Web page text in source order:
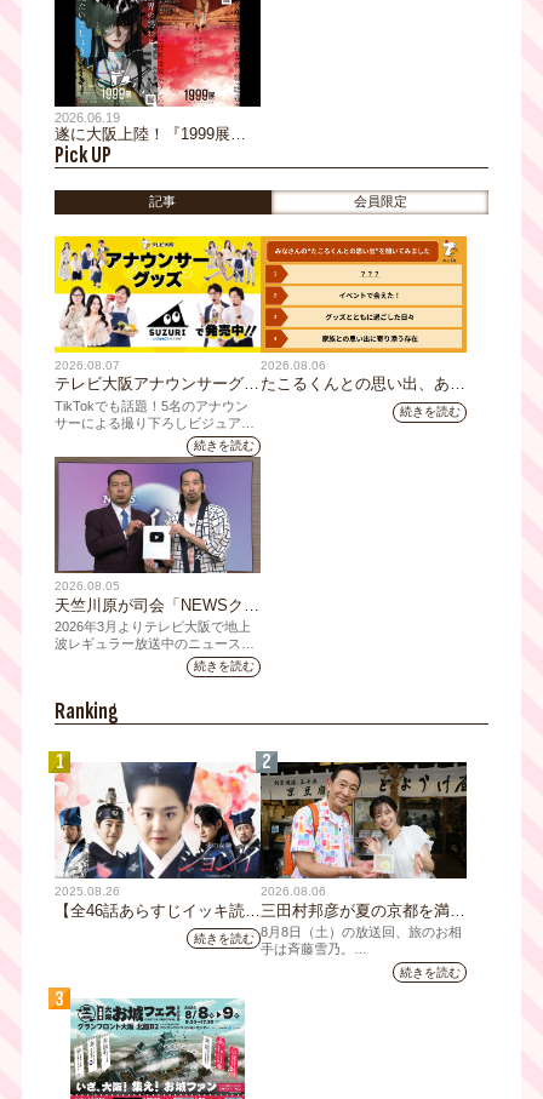
2026.06.19
遂に大阪上陸！『1999展』
オリジナルグッズの販売決
定！！
Pick UP
記事 会員限定
2026.08.07
テレビ大阪アナウンサーグッ
ズの新商品 8月8日(土)に発
売！ テーマは「個性全開」5
人それぞれの"らしさ"を詰め
込んだアイテムが登場
TikTokでも話題！5名のアナウン
サーによる撮り下ろしビジュアル
を使用した新グッズを発売続きを読む
2026.08.06
たこるくんとの思い出、あり
ますか？会員のみなさんに聞
続きを読む
2026.08.05
天竺川原が司会「NEWSクラ
イシス」チャンネル登録者数
10万人突破！テレビ大阪の番
組史上最速記録を更新
2026年3月よりテレビ大阪で地上
波レギュラー放送中のニュース番
組「NEWSクライシス」が、この
たび2026年7月12日(日)に、
人を達成しました。
続きを読む
Ranking
1
2025.08.26
【全46話あらすじイッキ読
み】韓国ドラマ『火の女神
ジョンイ』｜テレビ大阪 9
ート
続きを読む
2
2026.08.06
三田村邦彦が夏の京都を満喫
｜太っ腹な「無限朝食」、住
宅街の隠れ家・角打ち、売り
切れ御免の夏の名物を堪能！
三田村大絶賛！暑い時こそ食
8月8日（土）の放送回、旅のお相
手は斉藤雪乃。
「おとな旅あるき旅」は毎週土曜
続きを読む
3